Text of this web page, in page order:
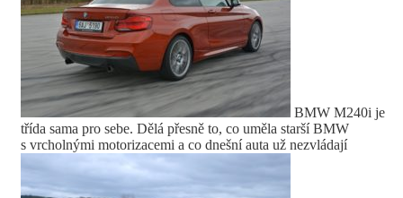
BMW M240i je
třída sama pro sebe. Dělá přesně to, co uměla starší BMW
s vrcholnými motorizacemi a co dnešní auta už nezvládají